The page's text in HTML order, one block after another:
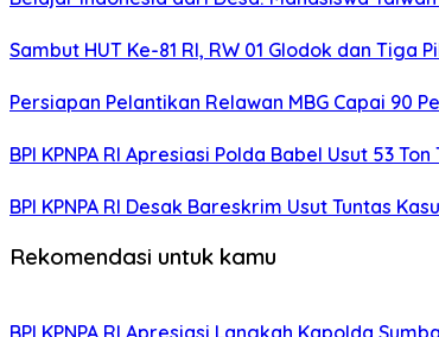
Sambut HUT Ke-81 RI, RW 01 Glodok dan
Persiapan Pelantikan Relawan MBG Capai 90
BPI KPNPA RI Apresiasi Polda Babel Usut 53
BPI KPNPA RI Desak Bareskrim Usut Tuntas
Rekomendasi untuk kamu
BPI KPNPA RI Apresiasi Langkah Kapolda